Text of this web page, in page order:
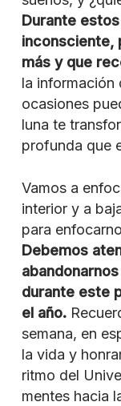
Durante
inconsciente,
más y que
la información
ocasiones
luna te
profunda que
Vamos a
interior y a
para
Debemos
durante este
el año.
semana, en
la vida y
ritmo del
mentes hacia